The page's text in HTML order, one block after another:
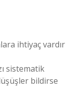
ihtiyaç vardır
sistematik
bildirse